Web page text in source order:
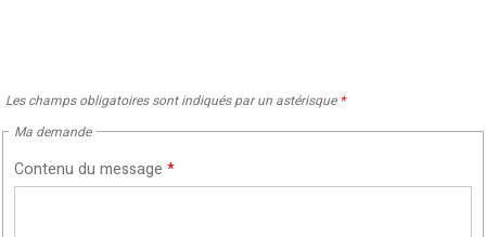
Les champs obligatoires sont indiqués par un astérisque *
Ma demande
Contenu du message *